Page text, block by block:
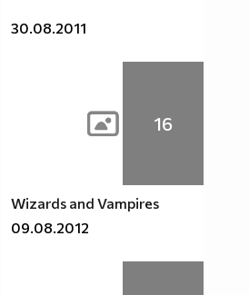
30.08.2011
16
Wizards and Vampires
09.08.2012